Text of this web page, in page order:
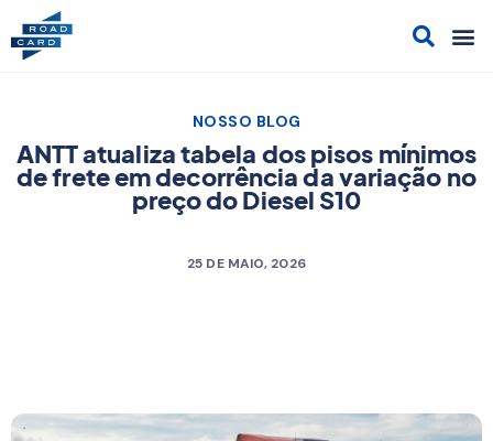
NOSSO BLOG
ANTT atualiza tabela dos pisos mínimos
de frete em decorrência da variação no
preço do Diesel S10
25 DE MAIO, 2026